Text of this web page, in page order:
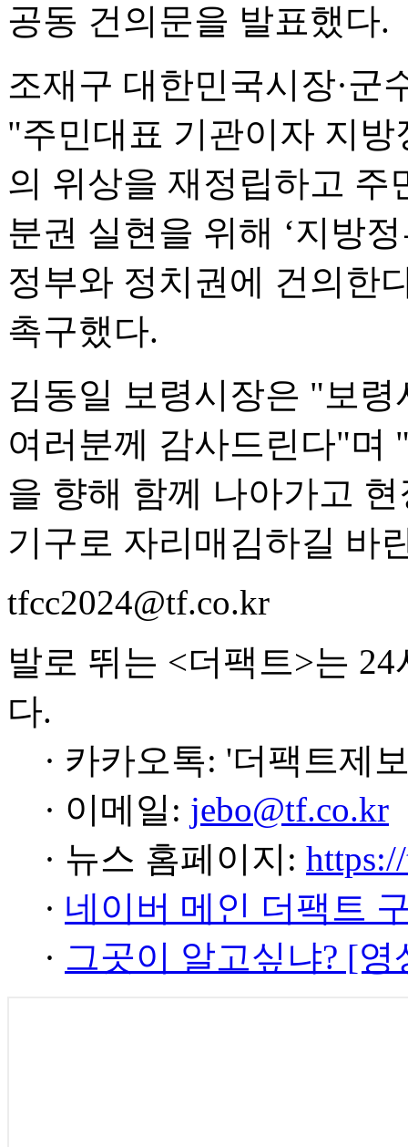
공동 건의문을 발표했다.
조재구 대한민국시장·군
"주민대표 기관이자 지
의 위상을 재정립하고 주
분권 실현을 위해 ‘지방
정부와 정치권에 건의한
촉구했다.
김동일 보령시장은 "보
여러분께 감사드린다"며
을 향해 함께 나아가고
기구로 자리매김하길 바
tfcc2024@tf.co.kr
발로 뛰는 <더팩트>는
다.
· 카카오톡: '더팩트제
· 이메일: jebo@tf.co.kr
· 뉴스 홈페이지:
· 네이버 메인 더팩트
· 그곳이 알고싶냐? [